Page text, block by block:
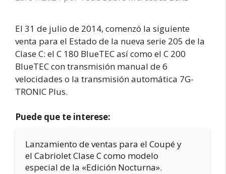
El 31 de julio de 2014, comenzó la siguiente
venta para el Estado de la nueva serie 205 de la
Clase C: el C 180 BlueTEC así como el C 200
BlueTEC con transmisión manual de 6
velocidades o la transmisión automática 7G-
TRONIC Plus.
Puede que te interese:
Lanzamiento de ventas para el Coupé y
el Cabriolet Clase C como modelo
especial de la «Edición Nocturna».